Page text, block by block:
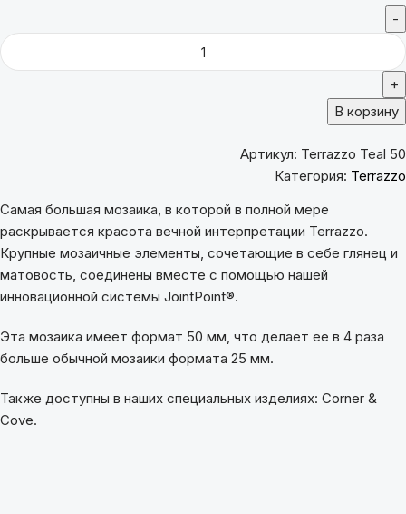
В корзину
Артикул: Terrazzo Teal 50
Категория: Terrazzo
Самая большая мозаика, в которой в полной мере
раскрывается красота вечной интерпретации Terrazzo.
Крупные мозаичные элементы, сочетающие в себе глянец и
матовость, соединены вместе с помощью нашей
инновационной системы JointPoint®.
Эта мозаика имеет формат 50 мм, что делает ее в 4 раза
больше обычной мозаики формата 25 мм.
Также доступны в наших специальных изделиях: Corner &
Cove.